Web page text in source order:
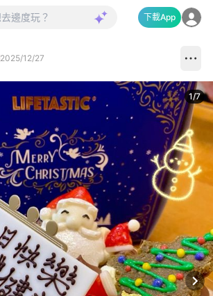
下載App
2025/12/27
1/7